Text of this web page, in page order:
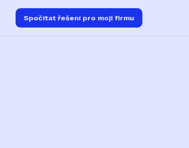
Spočítat řešení pro moji firmu